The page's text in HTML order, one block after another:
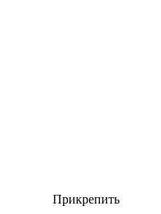
Прикрепить